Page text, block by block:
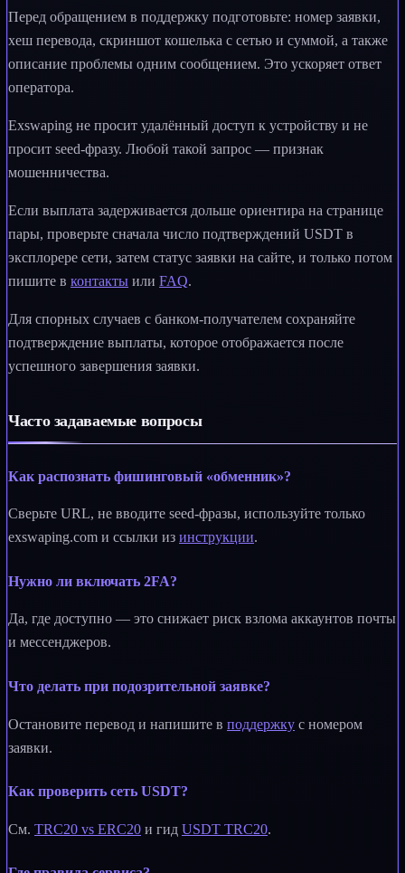
Перед обращением в поддержку подготовьте: номер заявки,
хеш перевода, скриншот кошелька с сетью и суммой, а также
описание проблемы одним сообщением. Это ускоряет ответ
оператора.
Exswaping не просит удалённый доступ к устройству и не
просит seed-фразу. Любой такой запрос — признак
мошенничества.
Если выплата задерживается дольше ориентира на странице
пары, проверьте сначала число подтверждений USDT в
эксплорере сети, затем статус заявки на сайте, и только потом
пишите в контакты или FAQ.
Для спорных случаев с банком-получателем сохраняйте
подтверждение выплаты, которое отображается после
успешного завершения заявки.
Часто задаваемые вопросы
Как распознать фишинговый «обменник»?
Сверьте URL, не вводите seed-фразы, используйте только
exswaping.com и ссылки из инструкции.
Нужно ли включать 2FA?
Да, где доступно — это снижает риск взлома аккаунтов почты
и мессенджеров.
Что делать при подозрительной заявке?
Остановите перевод и напишите в поддержку с номером
заявки.
Как проверить сеть USDT?
См. TRC20 vs ERC20 и гид USDT TRC20.